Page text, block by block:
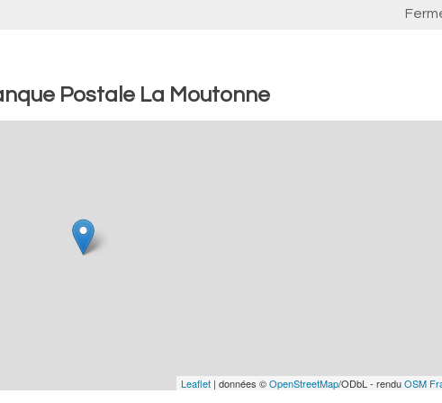
Postale La Moutonne
Leaflet | données ©OpenStreetMap/ODbL - renduOSM